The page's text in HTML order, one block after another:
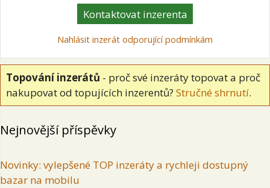
Kontaktovat inzerenta
Nahlásit inzerát odporující podmínkám
Topování inzerátů - proč své inzeráty topovat a proč
nakupovat od topujících inzerentů? Stručné shrnutí.
Nejnovější příspěvky
Novinky: vylepšené TOP inzeráty a rychleji dostupný
bazar na mobilu